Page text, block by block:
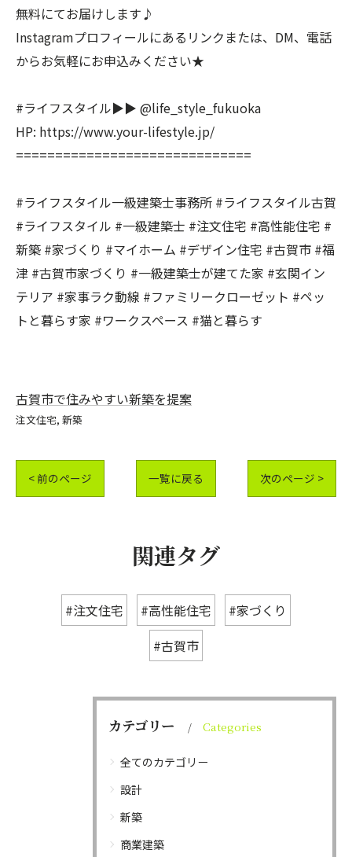
無料にてお届けします♪
Instagramプロフィールにあるリンクまたは、DM、電話
からお気軽にお申込みください★
#ライフスタイル▶︎▶︎ @life_style_fukuoka
HP: https://www.your-lifestyle.jp/
==============================
#ライフスタイル一級建築士事務所 #ライフスタイル古賀
#ライフスタイル #一級建築士 #注文住宅 #高性能住宅 #
新築 #家づくり #マイホーム #デザイン住宅 #古賀市 #福
津 #古賀市家づくり #一級建築士が建てた家 #玄関イン
テリア #家事ラク動線 #ファミリークローゼット #ペッ
トと暮らす家 #ワークスペース #猫と暮らす
古賀市で住みやすい新築を提案
注文住宅 新築
< 前のページ 一覧に戻る 次のページ >
関連タグ
#注文住宅 #高性能住宅
#家づくり
#古賀市
カテゴリー Categories
全てのカテゴリー
設計
新築
商業建築